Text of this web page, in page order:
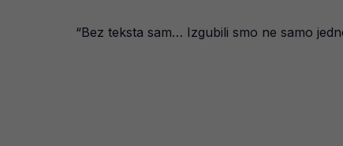
“Bez teksta sam… Izgubili smo ne samo